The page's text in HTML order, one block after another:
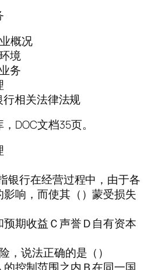
概况
境
务
相关法律法规
DOC文档35页。
银行在经营过程中，由于各
响，而使其（）蒙受损失
预期收益Ｃ声誉Ｄ自有资本
，说法正确的是（）